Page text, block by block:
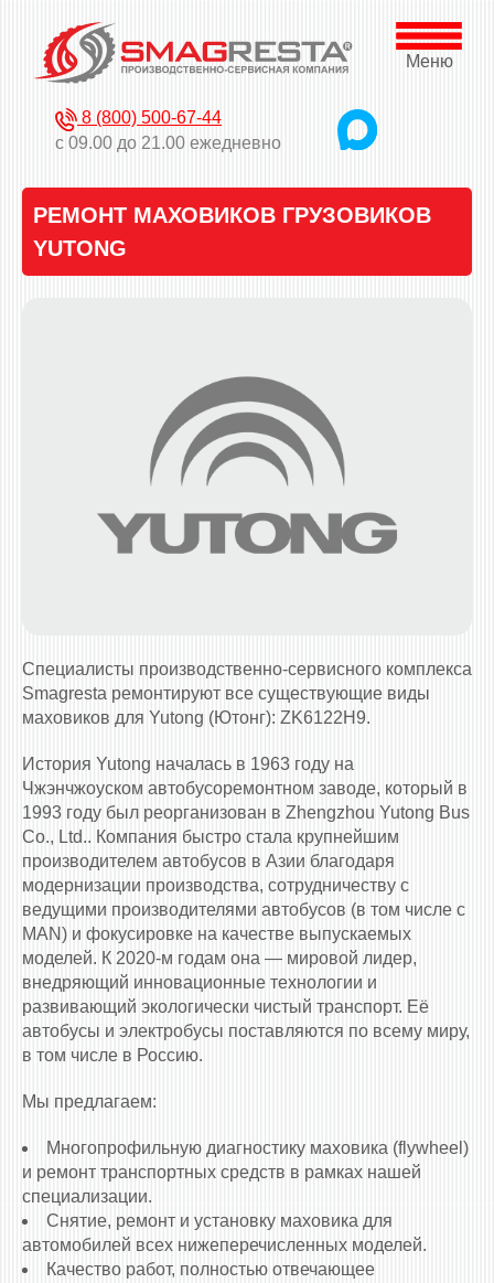
Меню
8 (800) 500-67-44
с 09.00 до 21.00 ежедневно
РЕМОНТ МАХОВИКОВ ГРУЗОВИКОВ
YUTONG
Специалисты производственно-сервисного комплекса
Smagresta ремонтируют все существующие виды
маховиков для Yutong (Ютонг): ZK6122H9.
История Yutong началась в 1963 году на
Чжэнчжоуском автобусоремонтном заводе, который в
1993 году был реорганизован в Zhengzhou Yutong Bus
Co., Ltd.. Компания быстро стала крупнейшим
производителем автобусов в Азии благодаря
модернизации производства, сотрудничеству с
ведущими производителями автобусов (в том числе с
MAN) и фокусировке на качестве выпускаемых
моделей. К 2020-м годам она — мировой лидер,
внедряющий инновационные технологии и
развивающий экологически чистый транспорт. Её
автобусы и электробусы поставляются по всему миру,
в том числе в Россию.
Мы предлагаем:
Многопрофильную диагностику маховика (flywheel)
и ремонт транспортных средств в рамках нашей
специализации.
Снятие, ремонт и установку маховика для
автомобилей всех нижеперечисленных моделей.
Качество работ, полностью отвечающее